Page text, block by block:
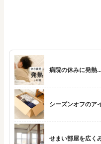
病院の休みに発熱
シーズンオフのア
せまい部屋を広く